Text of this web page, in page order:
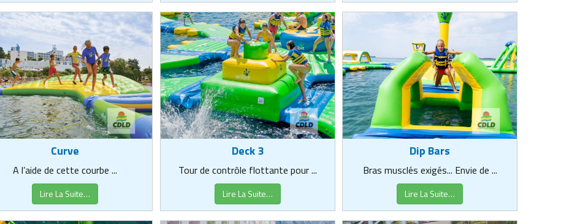
Curve
A l’aide de cette courbe ...
Lire La Suite…
Deck 3
Tour de contrôle flottante pour ...
Lire La Suite…
Dip Bars
Bras musclés exigés... Envie de ...
Lire La Suite…